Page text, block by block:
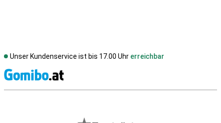
Unser Kundenservice ist bis 17.00 Uhr erreichbar